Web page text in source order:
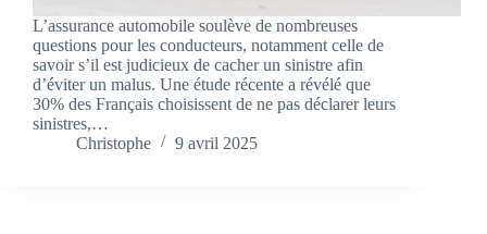
L’assurance automobile soulève de nombreuses
questions pour les conducteurs, notamment celle de
savoir s’il est judicieux de cacher un sinistre afin
d’éviter un malus. Une étude récente a révélé que
30% des Français choisissent de ne pas déclarer leurs
sinistres,…
Christophe
9 avril 2025